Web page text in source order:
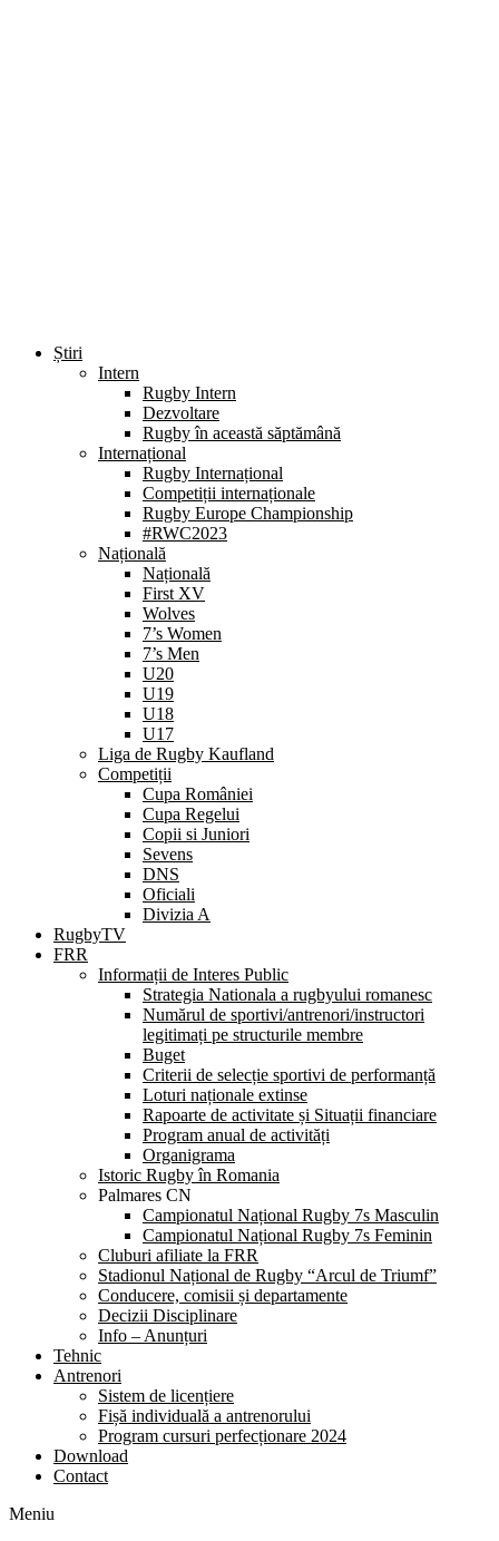
Știri
Intern
Rugby Intern
Dezvoltare
Rugby în această săptămână
Internațional
Rugby Internațional
Competiții internaționale
Rugby Europe Championship
#RWC2023
Națională
Națională
First XV
Wolves
7’s Women
7’s Men
U20
U19
U18
U17
Liga de Rugby Kaufland
Competiții
Cupa României
Cupa Regelui
Copii si Juniori
Sevens
DNS
Oficiali
Divizia A
RugbyTV
FRR
Informații de Interes Public
Strategia Nationala a rugbyului romanesc
Numărul de sportivi/antrenori/instructori
legitimați pe structurile membre
Buget
Criterii de selecție sportivi de performanță
Loturi naționale extinse
Rapoarte de activitate și Situații financiare
Program anual de activități
Organigrama
Istoric Rugby în Romania
Palmares CN
Campionatul Național Rugby 7s Masculin
Campionatul Național Rugby 7s Feminin
Cluburi afiliate la FRR
Stadionul Național de Rugby “Arcul de Triumf”
Conducere, comisii și departamente
Decizii Disciplinare
Info – Anunțuri
Tehnic
Antrenori
Sistem de licențiere
Fișă individuală a antrenorului
Program cursuri perfecționare 2024
Download
Contact
Meniu